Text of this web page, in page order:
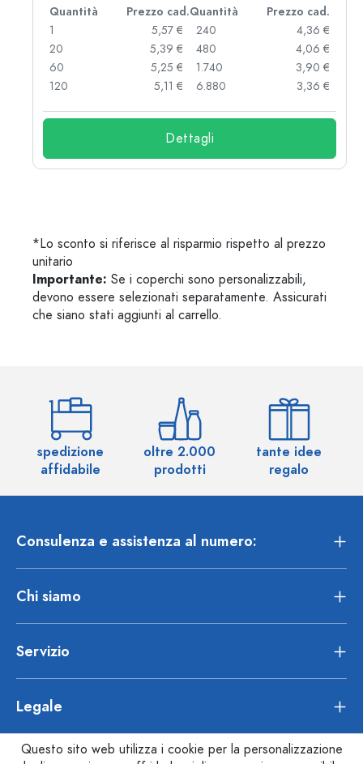
Quantità Prezzo cad.Quantità
Prezzo cad.
1
5,57 €
20
5,39 €
60
5,25 €
120
5,11 €
240
4,36 €
480
4,06 €
1.740
3,90 €
6.880
3,36 €
Dettagli
*Lo sconto si riferisce al risparmio rispetto al prezzo
unitario
Importante: Se i coperchi sono personalizzabili,
devono essere selezionati separatamente. Assicurati
che siano stati aggiunti al carrello.
spedizione
affidabile
oltre 2.000
prodotti
tante idee
regalo
Consulenza e assistenza al numero:
Chi siamo
Servizio
Legale
Questo sito web utilizza i cookie per la personalizzazione